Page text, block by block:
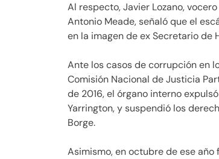
Al respecto, Javier Lozano,
Antonio Meade, señaló que el
en la imagen de ex Secretario de
Ante los casos de corrupción en
Comisión Nacional de Justicia
de 2016, el órgano interno
Yarrington, y suspendió los
Borge.
Asimismo, en octubre de ese